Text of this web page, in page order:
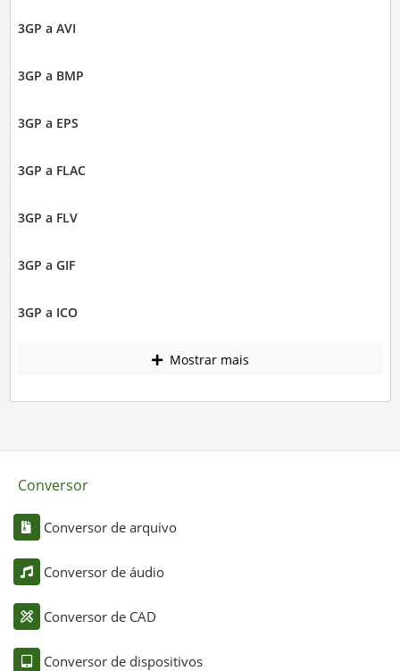
3GP a AVI
3GP a BMP
3GP a EPS
3GP a FLAC
3GP a FLV
3GP a GIF
3GP a ICO
Mostrar mais
Conversor
Conversor de arquivo
Conversor de áudio
Conversor de CAD
Conversor de dispositivos